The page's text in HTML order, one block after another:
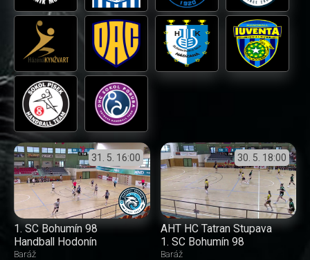
31. 5. 16:00
1. SC Bohumín 98
Handball Hodonín
Baráž
30. 5. 18:00
AHT HC Tatran Stupava
1. SC Bohumín 98
Baráž